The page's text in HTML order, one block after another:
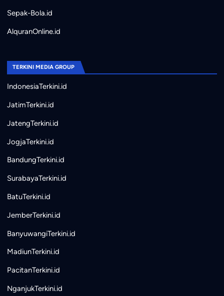
Sepak-Bola.id
AlquranOnline.id
TERKINI MEDIA GROUP
IndonesiaTerkini.id
JatimTerkini.id
JatengTerkini.id
JogjaTerkini.id
BandungTerkini.id
SurabayaTerkini.id
BatuTerkini.id
JemberTerkini.id
BanyuwangiTerkini.id
MadiunTerkini.id
PacitanTerkini.id
NganjukTerkini.id